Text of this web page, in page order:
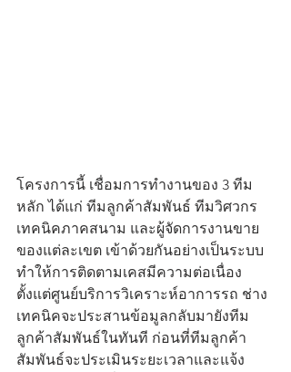
โครงการนี้ เชื่อมการทำงานของ 3 ทีม
หลัก ได้แก่ ทีมลูกค้าสัมพันธ์ ทีมวิศวกร
เทคนิคภาคสนาม และผู้จัดการงานขาย
ของแต่ละเขต เข้าด้วยกันอย่างเป็นระบบ
ทำให้การติดตามเคสมีความต่อเนื่อง
ตั้งแต่ศูนย์บริการวิเคราะห์อาการรถ ช่าง
เทคนิคจะประสานข้อมูลกลับมายังทีม
ลูกค้าสัมพันธ์ในทันที ก่อนที่ทีมลูกค้า
สัมพันธ์จะประเมินระยะเวลาและแจ้ง